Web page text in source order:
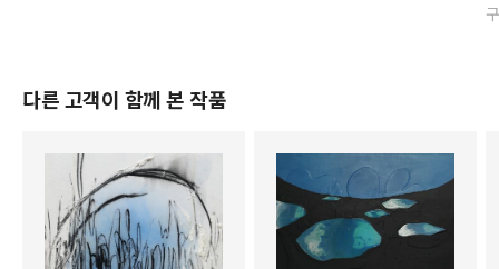
다른 고객이 함께 본 작품